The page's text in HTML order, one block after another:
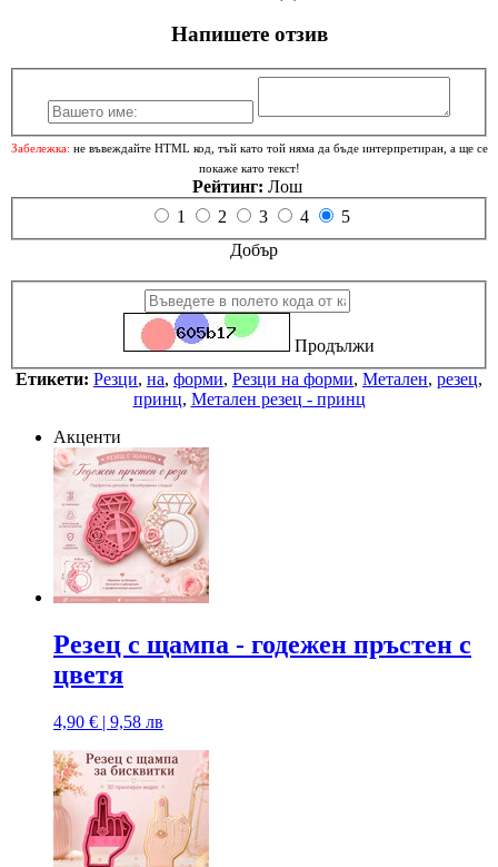
Напишете отзив
Забележка: не въвеждайте HTML код, тъй като той няма да бъде интерпретиран, а ще се
покаже като текст!
Рейтинг: Лош
1
2 3 4
5
Добър
Продължи
Етикети: Резци, на, форми, Резци на форми, Метален, резец,
принц, Метален резец - принц
Акценти
Резец с щампa - годежен пръстен с
цветя
4,90 € | 9,58 лв